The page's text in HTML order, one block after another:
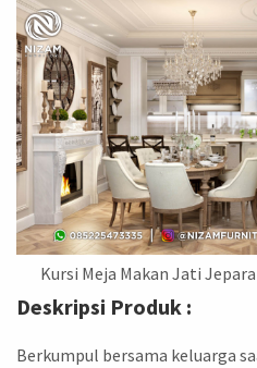
Kursi Meja Makan Jati
Deskripsi Produk :
Berkumpul bersama keluarga